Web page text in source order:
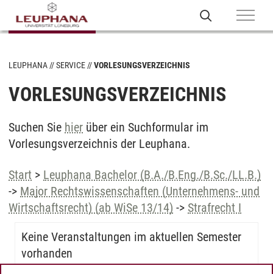
LEUPHANA SERVICE VORLESUNGSVERZEICHNIS
VORLESUNGSVERZEICHNIS
Suchen Sie hier über ein Suchformular im
Vorlesungsverzeichnis der Leuphana.
Start > Leuphana Bachelor (B.A./B.Eng./B.Sc./LL.B.)
-> Major Rechtswissenschaften (Unternehmens- und
Wirtschaftsrecht) (ab WiSe 13/14) -> Strafrecht I
Keine Veranstaltungen im aktuellen Semester
vorhanden